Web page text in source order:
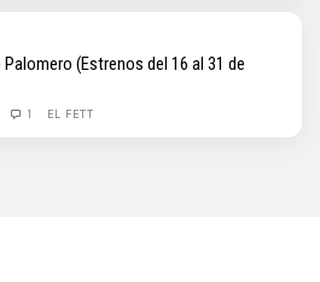
(Estrenos del 16 al 31 de
1 EL FETT